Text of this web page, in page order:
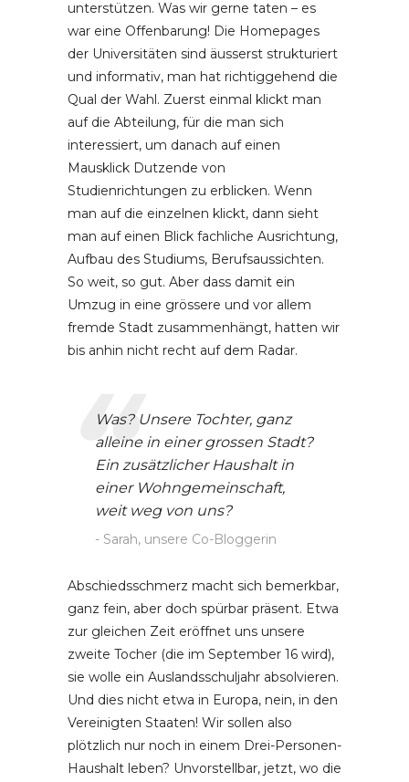
unterstützen. Was wir gerne taten – es
war eine Offenbarung! Die Homepages
der Universitäten sind äusserst strukturiert
und informativ, man hat richtiggehend die
Qual der Wahl. Zuerst einmal klickt man
auf die Abteilung, für die man sich
interessiert, um danach auf einen
Mausklick Dutzende von
Studienrichtungen zu erblicken. Wenn
man auf die einzelnen klickt, dann sieht
man auf einen Blick fachliche Ausrichtung,
Aufbau des Studiums, Berufsaussichten.
So weit, so gut. Aber dass damit ein
Umzug in eine grössere und vor allem
fremde Stadt zusammenhängt, hatten wir
bis anhin nicht recht auf dem Radar.
Was? Unsere Tochter, ganz
alleine in einer grossen Stadt?
Ein zusätzlicher Haushalt in
einer Wohngemeinschaft,
weit weg von uns?
Sarah, unsere Co-Bloggerin
Abschiedsschmerz macht sich bemerkbar,
ganz fein, aber doch spürbar präsent. Etwa
zur gleichen Zeit eröffnet uns unsere
zweite Tocher (die im September 16 wird),
sie wolle ein Auslandsschuljahr absolvieren.
Und dies nicht etwa in Europa, nein, in den
Vereinigten Staaten! Wir sollen also
plötzlich nur noch in einem Drei-Personen-
Haushalt leben? Unvorstellbar, jetzt, wo die